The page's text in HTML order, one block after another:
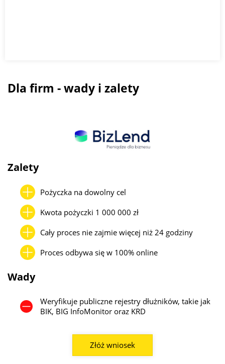
Dla firm - wady i zalety
Zalety
Pożyczka na dowolny cel
Kwota pożyczki 1 000 000 zł
Cały proces nie zajmie więcej niż 24 godziny
Proces odbywa się w 100% online
Wady
Weryfikuje publiczne rejestry dłużników, takie jak
BIK, BIG InfoMonitor oraz KRD
Złóż wniosek